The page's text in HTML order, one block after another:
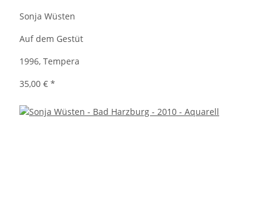
Sonja Wüsten
Auf dem Gestüt
1996, Tempera
35,00 € *